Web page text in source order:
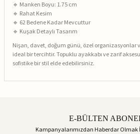
🔹 Manken Boyu: 1.75 cm
🔹 Rahat Kesim
🔹 62 Bedene Kadar Mevcuttur
🔹 Kuşak Detaylı Tasarım
Nişan, davet, doğum günü, özel organizasyonlar
ideal bir tercihtir. Topuklu ayakkabı ve zarif
sofistike bir stil elde edebilirsiniz.
E-BÜLTEN
Kampanyalarımızdan Haberdar Olmak